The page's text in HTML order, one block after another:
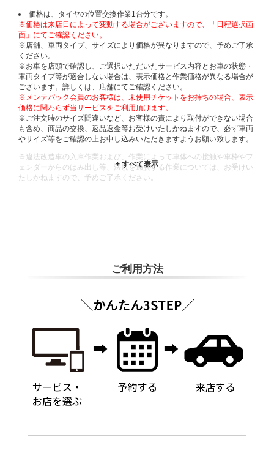
価格は、タイヤの位置交換作業1台分です。
※価格は来店日によって変動する場合がございますので、「日程選択画
面」にてご確認ください。
※店舗、車両タイプ、サイズにより価格が異なりますので、予めご了承
ください。
※お車を店頭で確認し、ご選択いただいたサービス内容とお車の状態・
車両タイプ等が適合しない場合は、表示価格と作業価格が異なる場合が
ございます。詳しくは、店舗にてご確認ください。
※メンテパック会員のお客様は、未使用チケットをお持ちの場合、表示
価格に関わらず当サービスをご利用頂けます。
※ご注文時のサイズ間違いなど、お客様の責により取付ができない場合
も含め、商品の交換、返品返金等お受けいたしかねますので、必ず車両
やサイズ等をご確認の上お申し込みいただきますようお願い致します。
※違法改造車の入庫作業および、作業によって車体への接触や車枠やフ
ェンダーからのはみ出し等、法規を逸脱する作業については、お受けい
たしかねますので、予めご了承ください。
ご利用方法